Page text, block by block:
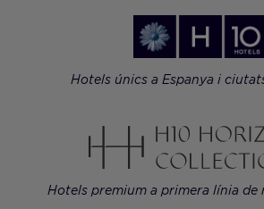
Hotels únics a Espanya i
Hotels premium a primera línia de